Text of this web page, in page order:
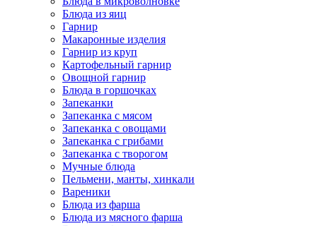
Блюда из яиц
Гарнир
Макаронные изделия
Гарнир из круп
Картофельный гарнир
Овощной гарнир
Блюда в горшочках
Запеканки
Запеканка с мясом
Запеканка с овощами
Запеканка с грибами
Запеканка с творогом
Мучные блюда
Пельмени, манты, хинкали
Вареники
Блюда из фарша
Блюда из мясного фарша